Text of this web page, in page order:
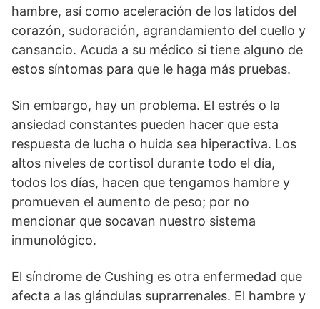
hambre, así como aceleración de los latidos del
corazón, sudoración, agrandamiento del cuello y
cansancio. Acuda a su médico si tiene alguno de
estos síntomas para que le haga más pruebas.
Sin embargo, hay un problema. El estrés o la
ansiedad constantes pueden hacer que esta
respuesta de lucha o huida sea hiperactiva. Los
altos niveles de cortisol durante todo el día,
todos los días, hacen que tengamos hambre y
promueven el aumento de peso; por no
mencionar que socavan nuestro sistema
inmunológico.
El síndrome de Cushing es otra enfermedad que
afecta a las glándulas suprarrenales. El hambre y